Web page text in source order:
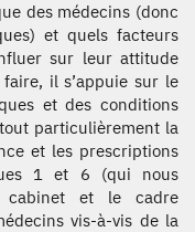
des médecins (donc
et quels facteurs
sur leur attitude
il s’appuie sur le
et des conditions
particulièrement la
et les prescriptions
1 et 6 (qui nous
cabinet et le cadre
vis-à-vis de la